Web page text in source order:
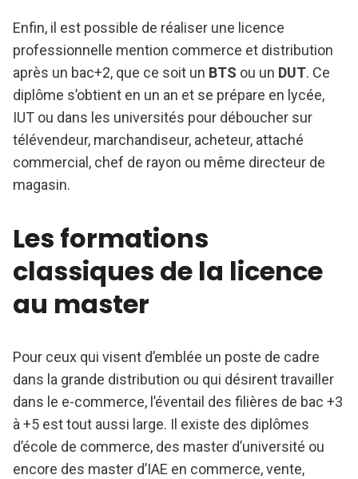
Enfin, il est possible de réaliser une licence
professionnelle mention commerce et distribution
après un bac+2, que ce soit un BTS ou un DUT. Ce
diplôme s’obtient en un an et se prépare en lycée,
IUT ou dans les universités pour déboucher sur
télévendeur, marchandiseur, acheteur, attaché
commercial, chef de rayon ou même directeur de
magasin.
Les formations
classiques de la licence
au master
Pour ceux qui visent d’emblée un poste de cadre
dans la grande distribution ou qui désirent travailler
dans le e-commerce, l’éventail des filières de bac +3
à +5 est tout aussi large. Il existe des diplômes
d’école de commerce, des master d’université ou
encore des master d’IAE en commerce, vente,